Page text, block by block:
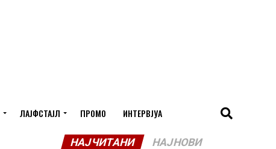
ЛАЈФСТАЈЛ ПРОМО ИНТЕРВЈУА
НАЈЧИТАНИ НАЈНОВИ